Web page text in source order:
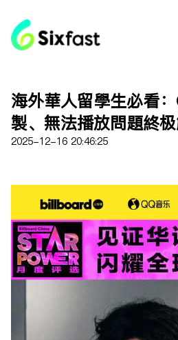
海外华人留学生必看
制、无法播放问题终
2025-12-16 20:46:25